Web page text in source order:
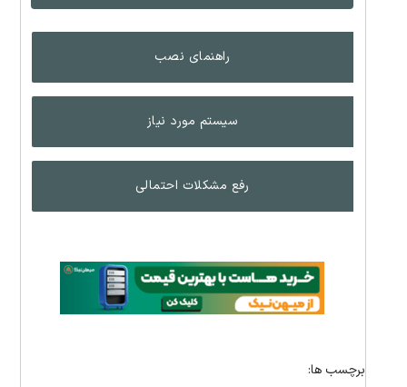
راهنمای نصب
سیستم مورد نیاز
رفع مشکلات احتمالی
برچسب ها: